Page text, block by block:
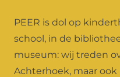
PEER is dol op
school, in de
museum: wij treden
Achterhoek, maar